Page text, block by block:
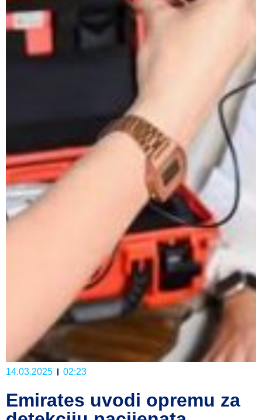
14.03.2025 02:23
Emirates uvodi opremu za